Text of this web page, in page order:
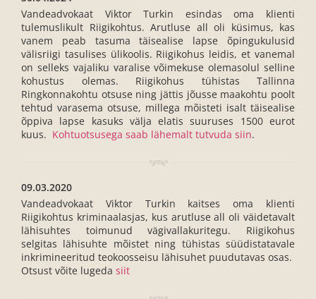
Vandeadvokaat Viktor Turkin esindas oma klienti
tulemuslikult Riigikohtus. Arutluse all oli küsimus, kas
vanem peab tasuma täisealise lapse õpingukulusid
välisriigi tasulises ülikoolis. Riigikohus leidis, et vanemal
on selleks vajaliku varalise võimekuse olemasolul selline
kohustus olemas. Riigikohus tühistas Tallinna
Ringkonnakohtu otsuse ning jättis jõusse maakohtu poolt
tehtud varasema otsuse, millega mõisteti isalt täisealise
õppiva lapse kasuks välja elatis suuruses 1500 eurot
kuus. Kohtuotsusega saab lähemalt tutvuda siin.
09.03.2020
Vandeadvokaat Viktor Turkin kaitses oma klienti
Riigikohtus kriminaalasjas, kus arutluse all oli väidetavalt
lähisuhtes toimunud vägivallakuritegu. Riigikohus
selgitas lähisuhte mõistet ning tühistas süüdistatavale
inkrimineeritud teokoosseisu lähisuhet puudutavas osas.
Otsust võite lugeda siit